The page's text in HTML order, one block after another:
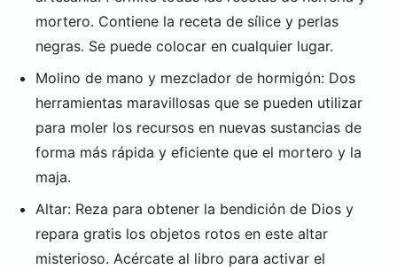
mortero. Contiene la receta de sílice y perlas
negras. Se puede colocar en cualquier lugar.
Molino de mano y mezclador de hormigón: Dos
herramientas maravillosas que se pueden utilizar
para moler los recursos en nuevas sustancias de
forma más rápida y eficiente que el mortero y la
maja.
Altar: Reza para obtener la bendición de Dios y
repara gratis los objetos rotos en este altar
misterioso. Acércate al libro para activar el